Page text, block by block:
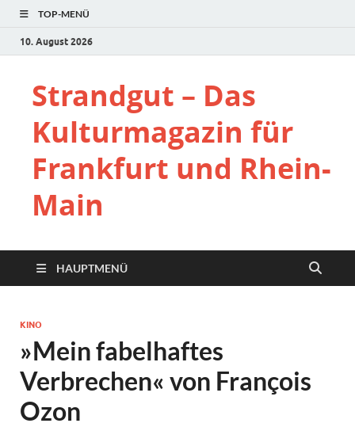
TOP-MENÜ
10. August 2026
Strandgut – Das
Kulturmagazin für
Frankfurt und Rhein-
Main
HAUPTMENÜ
KINO
»Mein fabelhaftes
Verbrechen« von François
Ozon